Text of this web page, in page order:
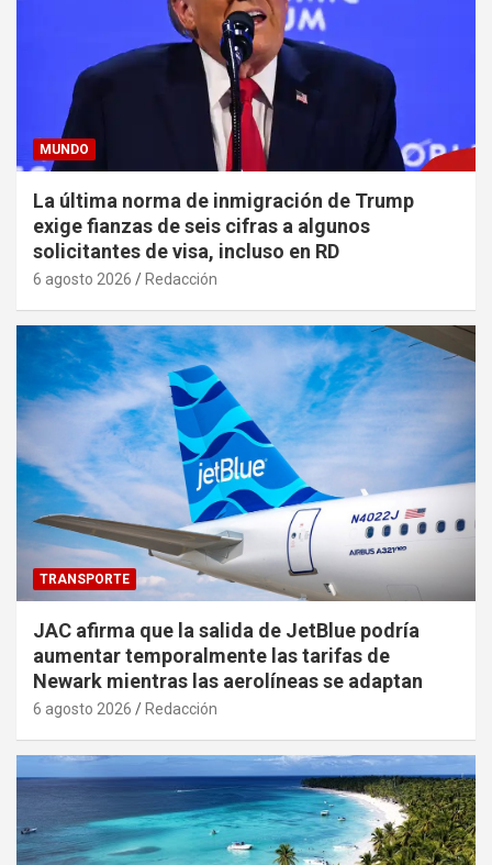
MUNDO
La última norma de inmigración de Trump
exige fianzas de seis cifras a algunos
solicitantes de visa, incluso en RD
6 agosto 2026 Redacción
TRANSPORTE
JAC afirma que la salida de JetBlue podría
aumentar temporalmente las tarifas de
Newark mientras las aerolíneas se adaptan
6 agosto 2026 Redacción